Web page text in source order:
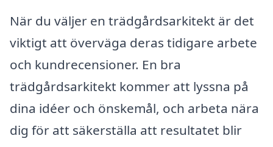
När du väljer en trädgårdsarkitekt är det
viktigt att överväga deras tidigare arbete
och kundrecensioner. En bra
trädgårdsarkitekt kommer att lyssna på
dina idéer och önskemål, och arbeta nära
dig för att säkerställa att resultatet blir